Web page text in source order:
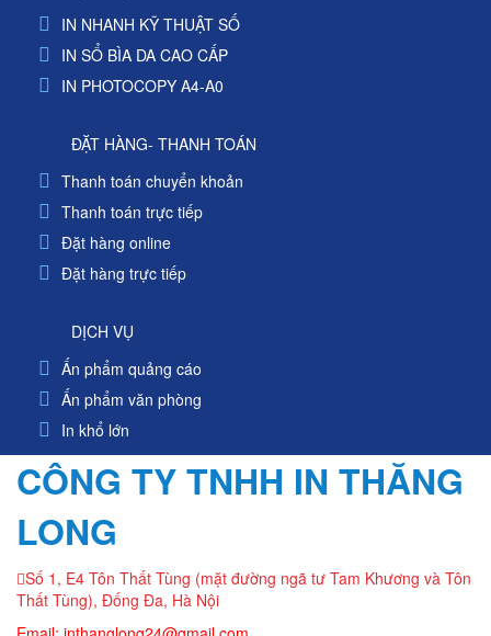
IN NHANH KỸ THUẬT SỐ
IN SỔ BÌA DA CAO CẤP
IN PHOTOCOPY A4-A0
ĐẶT HÀNG- THANH TOÁN
Thanh toán chuyển khoản
Thanh toán trực tiếp
Đặt hàng online
Đặt hàng trực tiếp
DỊCH VỤ
Ấn phẩm quảng cáo
Ấn phẩm văn phòng
In khổ lớn
CÔNG TY TNHH IN THĂNG
LONG
Số 1, E4 Tôn Thất Tùng (mặt đường ngã tư Tam Khương và Tôn
Thất Tùng), Đống Đa, Hà Nội